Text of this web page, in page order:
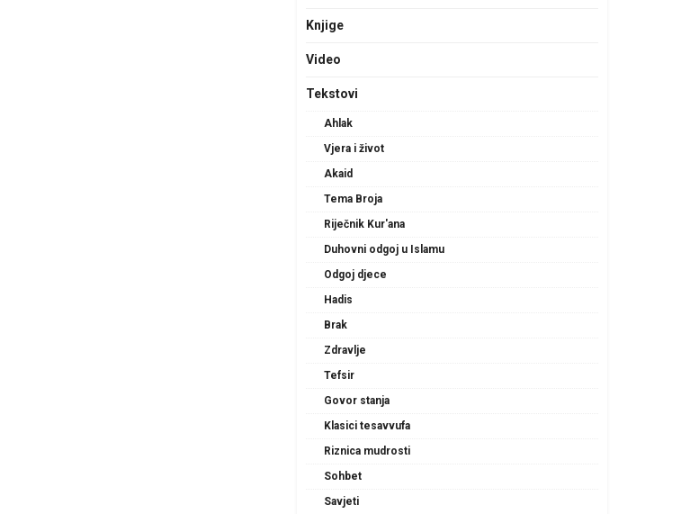
Knjige
Video
Tekstovi
Ahlak
Vjera i život
Akaid
Tema Broja
Riječnik Kur'ana
Duhovni odgoj u Islamu
Odgoj djece
Hadis
Brak
Zdravlje
Tefsir
Govor stanja
Klasici tesavvufa
Riznica mudrosti
Sohbet
Savjeti